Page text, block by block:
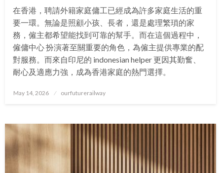
在香港，聘請外籍家庭傭工已經成為許多家庭生活的重
要一環。無論是照顧小孩、長者，還是處理繁瑣的家
務，僱主都希望能找到可靠的幫手。而在這個過程中，
僱傭中心 扮演著至關重要的角色，為僱主提供專業的配
對服務。而來自印尼的 indonesian helper 更因其勤奮、
耐心及適應力強，成為香港家庭的熱門選擇。
Posted
May 14, 2026 ourfuturerailway